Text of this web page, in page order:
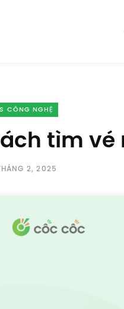
CÔNG NGHỆ
tìm vé
2, 2025